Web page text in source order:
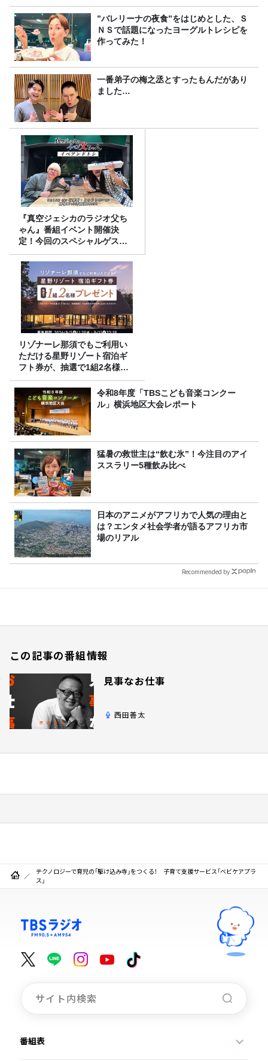
”バレリーナの夜食”をはじめとした、Ｓ
ＮＳで話題になったヨーグルトレシピを
作ってみた！
一番弟子の梅之丞とすったもんだがあり
ました…
『真空ジェシカのラジオ父ち
ゃん』番組イベント開催決
定！今回のスペシャルゲスト
は、タカアンドトシ！
リゾナーレ那須でもご利用い
ただける星野リゾート宿泊ギ
フト券が、抽選で1組2名様に
プレゼント！
令和8年度「TBSこども音楽コンクー
ル」横浜地区大会レポート
猛暑の救世主は“飲む氷”！今注目のアイ
ススラリー5種飲み比べ
日本のアニメがアフリカで人気の理由と
は？エンタメ社会学者が語るアフリカ市
場のリアル
Recommended by
この記事の番組情報
見事なお仕事
西田善太
テクノロジーで育児の「駆け込み寺」をつくる！ 子育て支援サービス「ベビケアプラ
ス」
番組表